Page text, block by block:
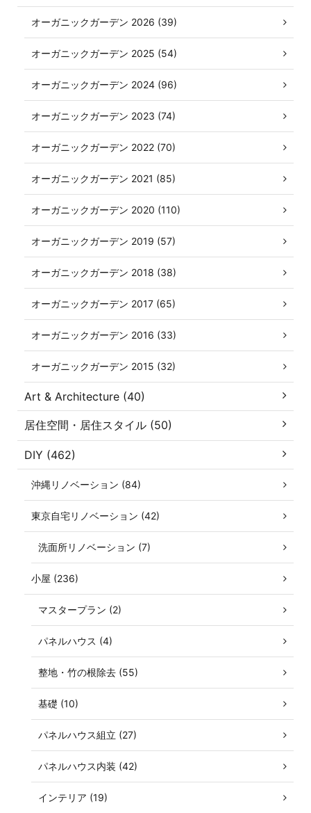
オーガニックガーデン 2026 (39)
オーガニックガーデン 2025 (54)
オーガニックガーデン 2024 (96)
オーガニックガーデン 2023 (74)
オーガニックガーデン 2022 (70)
オーガニックガーデン 2021 (85)
オーガニックガーデン 2020 (110)
オーガニックガーデン 2019 (57)
オーガニックガーデン 2018 (38)
オーガニックガーデン 2017 (65)
オーガニックガーデン 2016 (33)
オーガニックガーデン 2015 (32)
Art & Architecture (40)
居住空間・居住スタイル (50)
DIY (462)
沖縄リノベーション (84)
東京自宅リノベーション (42)
洗面所リノベーション (7)
小屋 (236)
マスタープラン (2)
パネルハウス (4)
整地・竹の根除去 (55)
基礎 (10)
パネルハウス組立 (27)
パネルハウス内装 (42)
インテリア (19)